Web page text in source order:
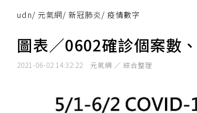
udn/ 元氣網/ 新冠肺炎/ 疫情數字
圖表／0602確診個案數
2021-06-02 14:32:22 元氣網 ／ 綜合整理